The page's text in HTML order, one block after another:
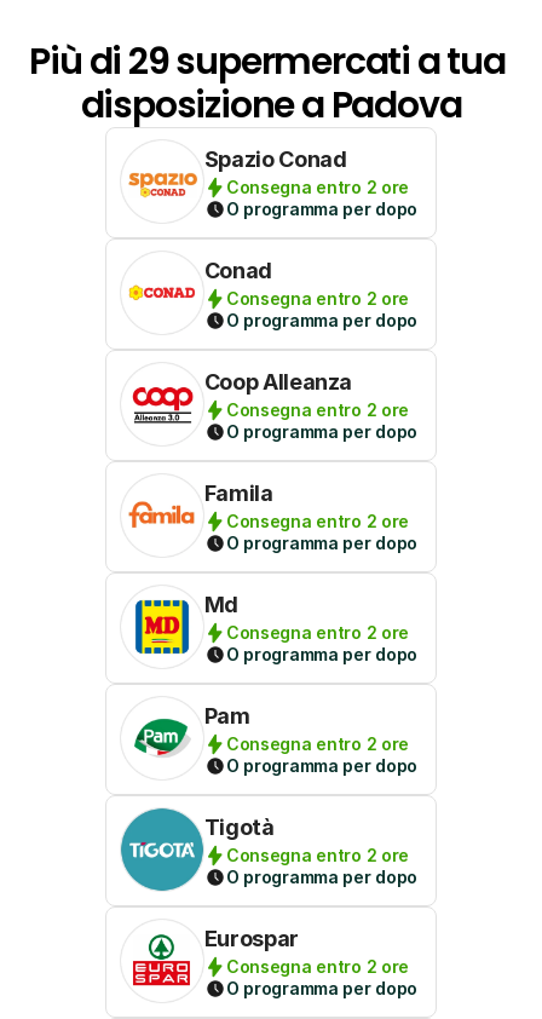
Più di 29 supermercati a tua
disposizione a Padova
Spazio Conad
Consegna entro 2 ore
O programma per dopo
Conad
Consegna entro 2 ore
O programma per dopo
Coop Alleanza
Consegna entro 2 ore
O programma per dopo
Famila
Consegna entro 2 ore
O programma per dopo
Md
Consegna entro 2 ore
O programma per dopo
Pam
Consegna entro 2 ore
O programma per dopo
Tigotà
Consegna entro 2 ore
O programma per dopo
Eurospar
Consegna entro 2 ore
O programma per dopo